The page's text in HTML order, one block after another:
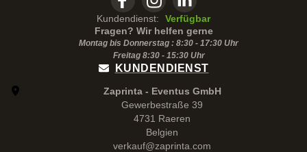
Kundendienst:
Verfügbar
Fragen? Wir helfen gerne
Montag bis Donnerstag : 8:30 - 17:30 Uhr
Freitag 8:30 - 15:30Uhr
KUNDENDIENST
Zaprinta - Eventus GmbH
Gewerbestraße 39
4731 Raeren
Belgien
verkauf@zaprinta.com